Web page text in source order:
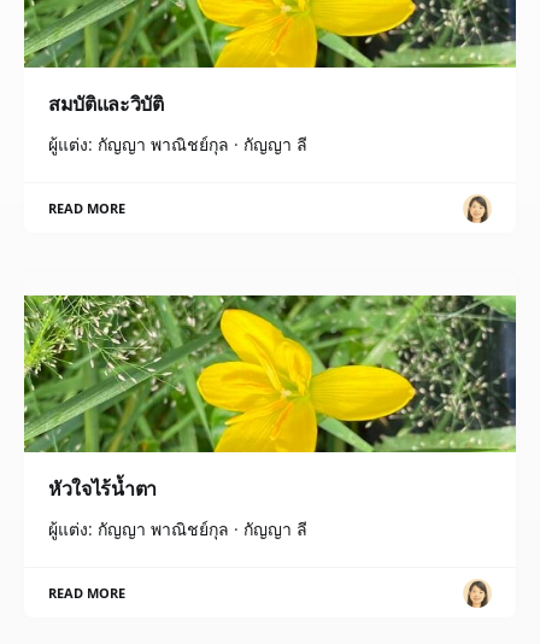
สมบัติและวิบัติ
ผู้แต่ง: กัญญา พาณิชย์กุล · กัญญา ลี
READ MORE
หัวใจไร้น้ำตา
ผู้แต่ง: กัญญา พาณิชย์กุล · กัญญา ลี
READ MORE